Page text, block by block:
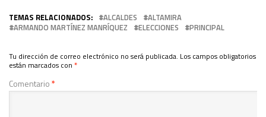
TEMAS RELACIONADOS: ALCALDES
ALTAMIRA
ARMANDO MARTÍNEZ MANRÍQUEZ
ELECCIONES PRINCIPAL
Tu dirección de correo electrónico no será publicada. Los campos obligatorios
están marcados con *
Comentario*